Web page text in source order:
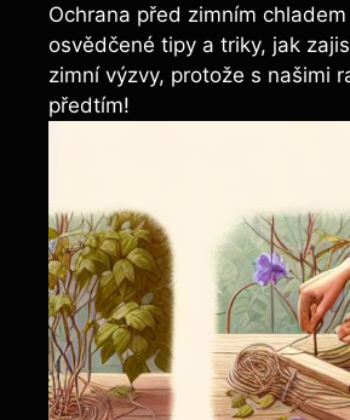
Ochrana před zimním
osvědčené tipy a triky, jak
zimní výzvy, protože s našimi
předtím!